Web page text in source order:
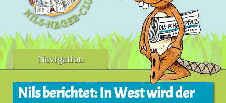
Navigation
Nils berichtet: In West wird der